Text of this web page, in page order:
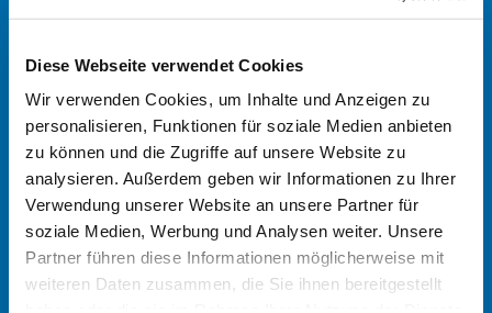
Diese Webseite verwendet Cookies
Wir verwenden Cookies, um Inhalte und Anzeigen zu
personalisieren, Funktionen für soziale Medien anbieten
zu können und die Zugriffe auf unsere Website zu
analysieren. Außerdem geben wir Informationen zu Ihrer
Verwendung unserer Website an unsere Partner für
soziale Medien, Werbung und Analysen weiter. Unsere
Partner führen diese Informationen möglicherweise mit
weiteren Daten zusammen, die Sie ihnen bereitgestellt
das gegen Bonhoeffer verwendet wurde. Die
SS ermordete ihn am 9. April 1945 im
Konzentrationslager Flossenbürg.
Die Ausstellung informiert über das Leben
Bonhoeffers und enthält zahlreiche Zitate,
Fotografien und Texte, unter anderem den
berühmten Liedtext &quot;Von Guten